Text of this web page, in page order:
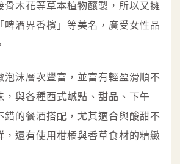
骨木花等草本植物釀製，所以又擁
啤酒界香檳」等美名，廣受女性品
泡沫層次豐富，並富有輕盈滑順不
，與各種西式鹹點、甜品、下午
錯的餐酒搭配，尤其適合與酸甜不
，還有使用柑橘與香草食材的精緻